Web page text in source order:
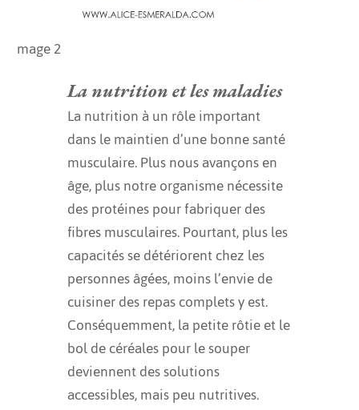
Image 2
La nutrition etles maladies
La nutrition à un rôle important
dans le maintien d’une bonne santé
musculaire. Plus nous avançons en
âge, plus notre organisme nécessite
des protéines pour fabriquer des
fibres musculaires. Pourtant, plus les
capacités se détériorent chez les
personnes âgées, moins l’envie de
cuisiner des repas complets y est.
Conséquemment, la petite rôtie et le
bol de céréales pour le souper
deviennent des solutions
accessibles, mais peu nutritives.